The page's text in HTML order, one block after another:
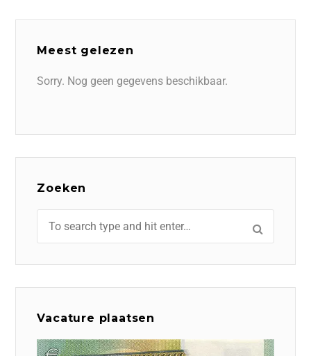
Meest gelezen
Sorry. Nog geen gegevens beschikbaar.
Zoeken
Vacature plaatsen